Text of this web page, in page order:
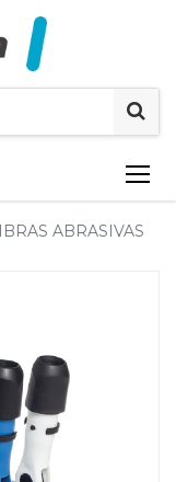
ABRASIVAS